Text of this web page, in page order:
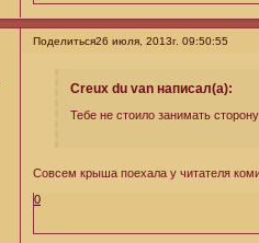
Поделиться26 июля, 2013г. 09:50:55
Creux du van написал(а):
Тебе не стоило занимать
Совсем крыша поехала у читателя
0